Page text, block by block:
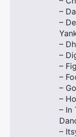
–
–
–
–
–
–
–
–
– In
–